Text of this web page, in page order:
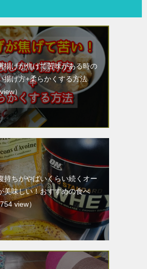
揚げが焦げて苦味がある時の
揚げ方+柔らかくする方法
）
持ちがやばいくらい続くオー
美味しい！おすすめの食べ
view）